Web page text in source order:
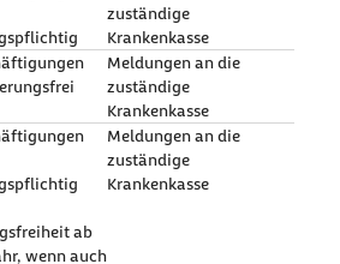
zuständige
Krankenkasse
Meldungen an die
zuständige
Krankenkasse
ab
wenn auch
Meldungen an die
zuständige
Krankenkasse